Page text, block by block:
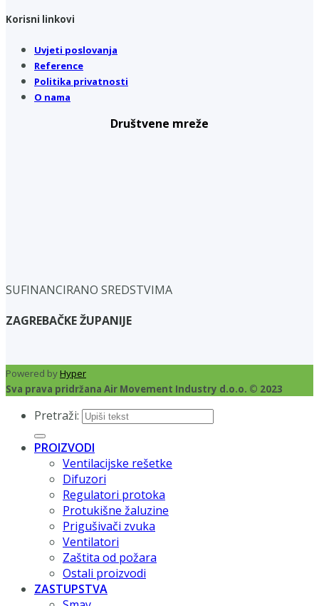
Korisni linkovi
Uvjeti poslovanja
Reference
Politika privatnosti
O nama
Društvene mreže
SUFINANCIRANO SREDSTVIMA
ZAGREBAČKE ŽUPANIJE
Powered byHyper
Sva prava pridržana Air Movement Industry d.o.o. © 2023
Pretraži:
PROIZVODI
Ventilacijske rešetke
Difuzori
Regulatori protoka
Protukišne žaluzine
Prigušivači zvuka
Ventilatori
Zaštita od požara
Ostali proizvodi
ZASTUPSTVA